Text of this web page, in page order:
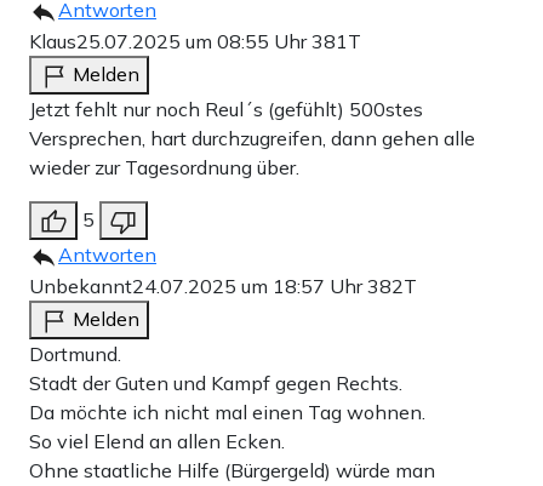
Antworten
Klaus25.07.2025 um 08:55 Uhr381T
Melden
Jetzt fehlt nur noch Reul´s (gefühlt) 500stes
Versprechen, hart durchzugreifen, dann gehen alle
wieder zur Tagesordnung über.
5
Antworten
Unbekannt24.07.2025 um 18:57 Uhr382T
Melden
Dortmund.
Stadt der Guten und Kampf gegen Rechts.
Da möchte ich nicht mal einen Tag wohnen.
So viel Elend an allen Ecken.
Ohne staatliche Hilfe (Bürgergeld) würde man